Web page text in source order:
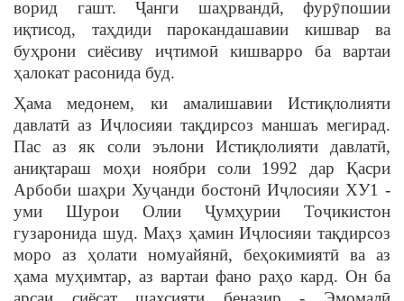
ворид гашт. Ҷанги шаҳрвандӣ, фурӯпошии
иқтисод, таҳдиди парокандашавии кишвар ва
буҳрони сиёсиву иҷтимоӣ кишварро ба вартаи
ҳалокат расонида буд.
Ҳама медонем, ки амалишавии Истиқлолияти
давлатӣ аз Иҷлосияи тақдирсоз маншаъ мегирад.
Пас аз як соли эълони Истиқлолияти давлатӣ,
аниқтараш моҳи ноябри соли 1992 дар Қасри
Арбоби шаҳри Хуҷанди бостонӣ Иҷлосияи ХУ1 -
уми Шурои Олии Ҷумҳурии Тоҷикистон
гузаронида шуд. Маҳз ҳамин Иҷлосияи тақдирсоз
моро аз ҳолати номуайянӣ, беҳокимиятӣ ва аз
ҳама муҳимтар, аз вартаи фано раҳо кард. Он ба